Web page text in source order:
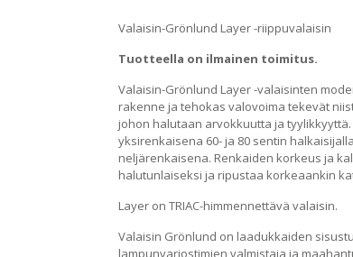
Valaisin-Grönlund Layer -riippuvalaisin
Tuotteella on ilmainen toimitus.
Valaisin-Grönlund Layer -valaisinten
rakenne ja tehokas valovoima tekevät
johon halutaan arvokkuutta ja
yksirenkaisena 60- ja 80 sentin
neljärenkaisena. Renkaiden korkeus ja
halutunlaiseksi ja ripustaa korkeaankin
Layer on TRIAC-himmennettävä valaisin.
Valaisin Grönlund on laadukkaiden
lampunvarjostimien valmistaja ja